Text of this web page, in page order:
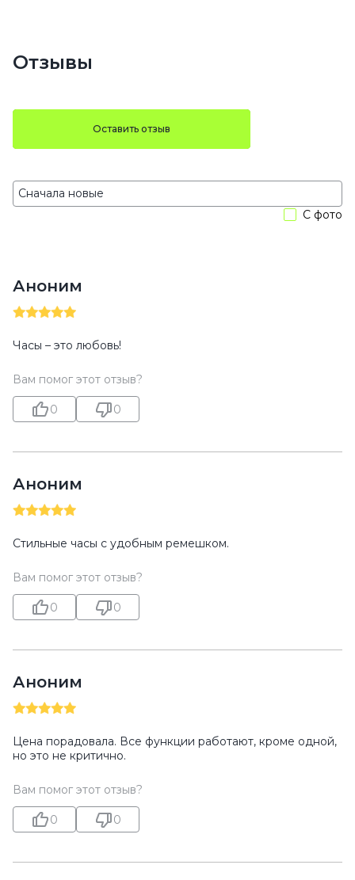
Отзывы
Оставить отзыв
С фото
Аноним
Часы – это любовь!
Вам помог этот отзыв?
0 0
Аноним
Стильные часы с удобным ремешком.
Вам помог этот отзыв?
0 0
Аноним
Цена порадовала. Все функции работают, кроме одной,
но это не критично.
Вам помог этот отзыв?
0 0